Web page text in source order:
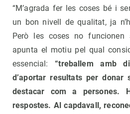
“M’agrada fer les coses bé i
un bon nivell de qualitat, ja
Però les coses no
apunta el motiu pel qual
essencial:“treballem amb
d’aportar resultats per donar
destacar com a persones.
respostes. Al capdavall,